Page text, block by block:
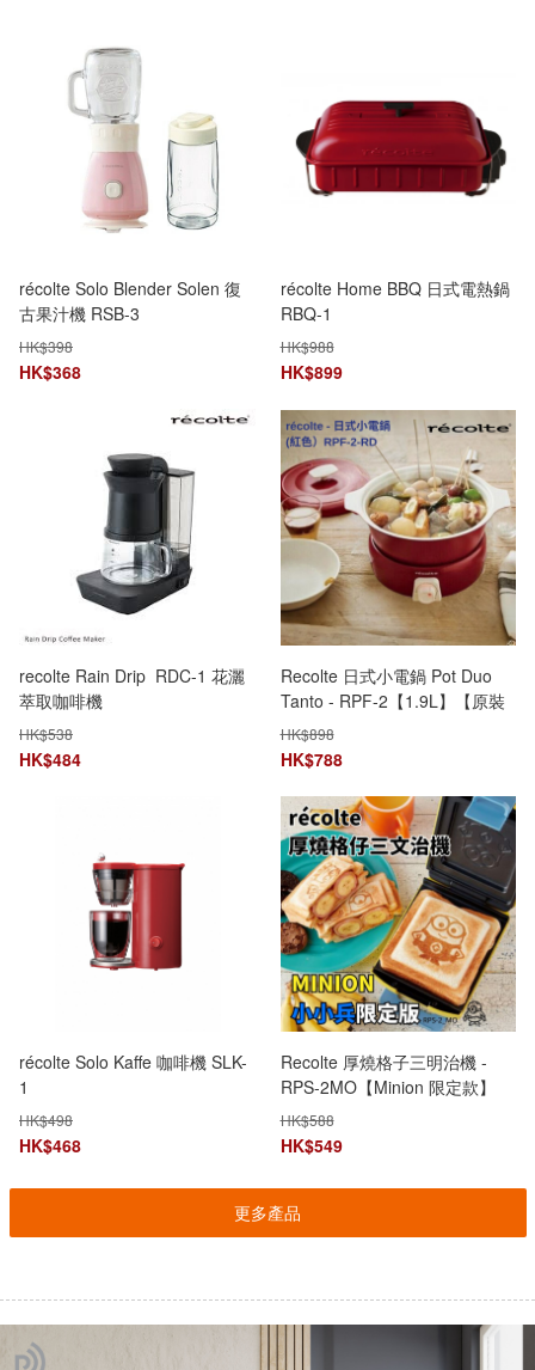
récolte Solo Blender Solen 復
古果汁機 RSB-3
HK$398
HK$368
récolte Home BBQ 日式電熱鍋
RBQ-1
HK$988
HK$899
recolte Rain Drip RDC-1 花灑
萃取咖啡機
HK$538
HK$484
Recolte 日式小電鍋 Pot Duo
Tanto - RPF-2【1.9L】【原裝
行貨】
HK$898
HK$788
récolte Solo Kaffe 咖啡機 SLK-
1
HK$498
HK$468
Recolte 厚燒格子三明治機 -
RPS-2MO【Minion 限定款】
【原裝行貨】
HK$588
HK$549
更多產品